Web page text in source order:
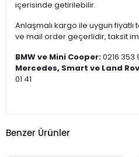
içerisinde getirilebilir.
Anlaşmalı kargo ile uygun fiyatlı
ve mail order geçerlidir, taksit
BMW ve Mini Cooper:0216 353
Mercedes, Smart ve Land
01 41
Benzer Ürünler